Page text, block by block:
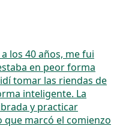
los 40 años, me fui
en peor forma
tomar las riendas de
inteligente. La
y practicar
marcó el comienzo